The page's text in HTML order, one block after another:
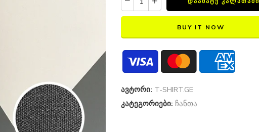
BUY IT NOW
ავტორი: T-SHIRT.GE
კატეგორიები: ჩანთა